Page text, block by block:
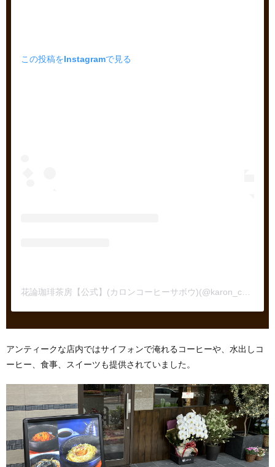
この投稿をInstagramで見る
アンティークな店内ではサイフォンで淹れるコーヒーや、水出しコ
ーヒー、食事、スイーツも提供されていました。